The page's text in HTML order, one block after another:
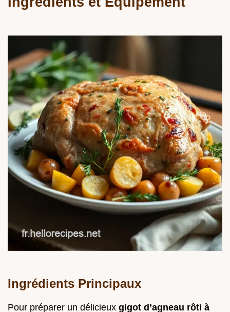
Ingrédients Principaux
Pour préparer un délicieux gigot d’agneau rôti à